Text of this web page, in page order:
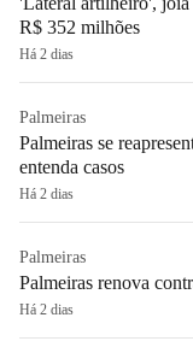
R$ 352 milhões
Há 2 dias
Palmeiras
Palmeiras se
entenda casos
Há 2 dias
Palmeiras
Palmeiras renova
Há 2 dias